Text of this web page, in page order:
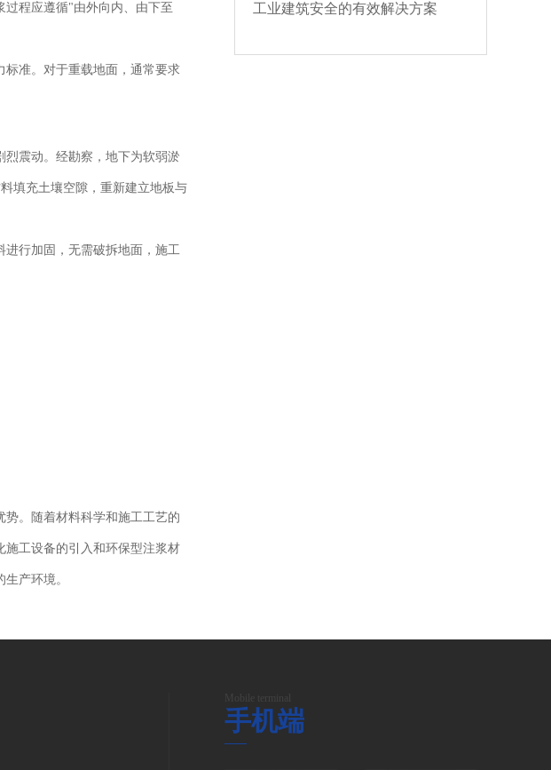
过程应遵循"由外向内、由下至
标准。对于重载地面，通常要求
震动。经勘察，地下为软弱淤
填充土壤空隙，重新建立地板与
进行加固，无需破拆地面，施工
。随着材料科学和施工工艺的
施工设备的引入和环保型注浆材
产环境。
工业建筑安全的有效解决方案
手机端